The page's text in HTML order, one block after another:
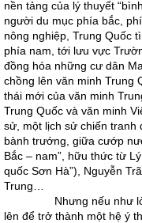
nền tảng của lý thuyết
người du mục phía bắc,
nông nghiệp, Trung Quốc
phía nam, tới lưu vực
đồng hóa những cư dân
chồng lên văn minh Trung
thái mới của văn minh
Trung Quốc và văn minh
sử, một lịch sử chiến tranh
bành trướng, giữa cướp
Bắc – nam”, hữu thức từ
quốc Sơn Hà”), Nguyễn
Trung…
Nhưng nếu như lòng
lên để trở thành một hệ ý